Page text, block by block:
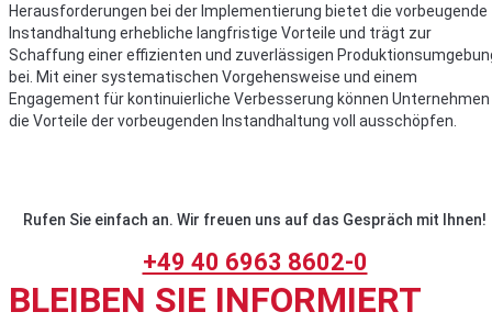
Herausforderungen bei der Implementierung bietet die vorbeugende
Instandhaltung erhebliche langfristige Vorteile und trägt zur
Schaffung einer effizienten und zuverlässigen
bei. Mit einer systematischen Vorgehensweise und einem
Engagement für kontinuierliche Verbesserung können Unternehmen
die Vorteile der vorbeugenden Instandhaltung voll ausschöpfen.
Rufen Sie einfach an. Wir freuen uns auf das Gespräch mit Ihnen!
+49 40 6963 8602-0
BLEIBEN SIE INFORMIERT